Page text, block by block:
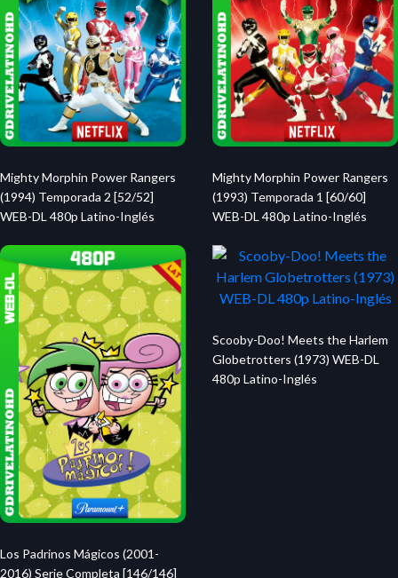
Mighty Morphin Power Rangers
(1994) Temporada 2 [52/52]
WEB-DL 480p Latino-Inglés
Mighty Morphin Power Rangers
(1993) Temporada 1 [60/60]
WEB-DL 480p Latino-Inglés
Los Padrinos Mágicos (2001-
2016) Serie Completa [146/146]
Scooby-Doo! Meets the Harlem
Globetrotters (1973) WEB-DL
480p Latino-Inglés